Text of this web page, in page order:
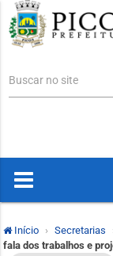
Buscar no site
Início Secretarias
fala dos trabalhos e